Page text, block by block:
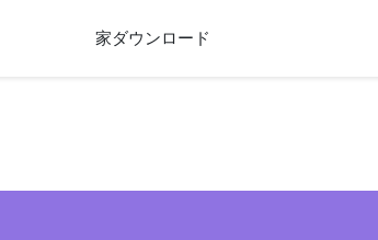
家ダウンロード